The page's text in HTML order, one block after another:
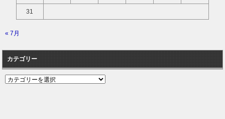
31
« 7月
カテゴリー
カ